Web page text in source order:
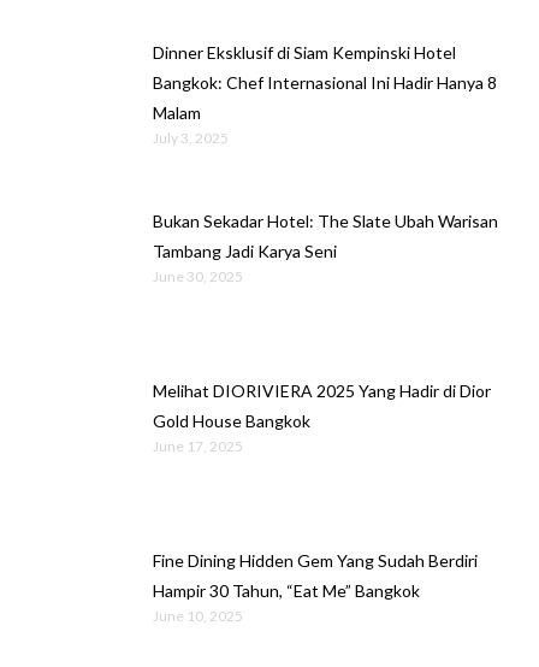
Dinner Eksklusif di Siam Kempinski Hotel
Bangkok: Chef Internasional Ini Hadir Hanya 8
Malam
July 3, 2025
Bukan Sekadar Hotel: The Slate Ubah Warisan
Tambang Jadi Karya Seni
June 30, 2025
Melihat DIORIVIERA 2025 Yang Hadir di Dior
Gold House Bangkok
June 17, 2025
Fine Dining Hidden Gem Yang Sudah Berdiri
Hampir 30 Tahun, “Eat Me” Bangkok
June 10, 2025